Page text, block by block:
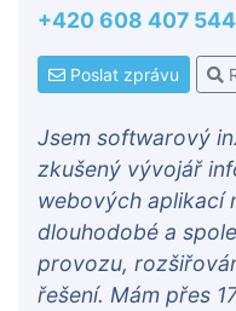
+420 608 407 544
Poslat zprávu
Jsem softwarový
zkušený vývojář
webových aplikací
dlouhodobé a
provozu,
řešení. Mám přes